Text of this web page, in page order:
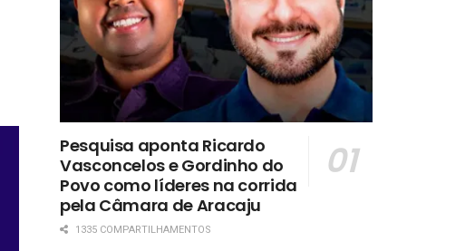
Pesquisa aponta Ricardo
Vasconcelos e Gordinho do
Povo como líderes na corrida
pela Câmara de Aracaju
1335 COMPARTILHAMENTOS